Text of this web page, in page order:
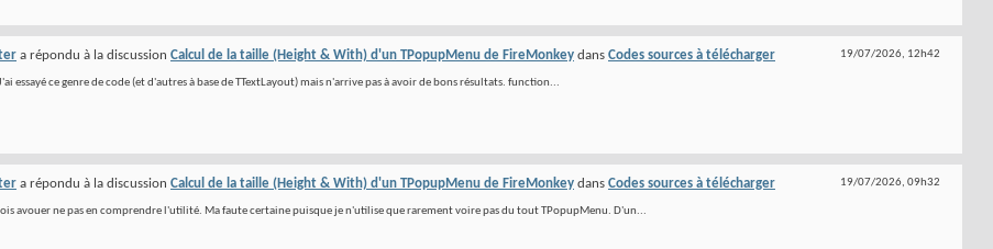
19/07/2026, 12h42
a répondu à la discussion Calcul de la taille (Height & With) d'un TPopupMenu de FireMonkey dans Codes sources à télécharger
essayé ce genre de code (et d'autres à base de TTextLayout) mais n'arrive pas à avoir de bons résultats. function...
19/07/2026, 09h32
a répondu à la discussion Calcul de la taille (Height & With) d'un TPopupMenu de FireMonkey dans Codes sources à télécharger
avouer ne pas en comprendre l'utilité. Ma faute certaine puisque je n'utilise que rarement voire pas du tout TPopupMenu. D'un...